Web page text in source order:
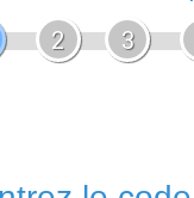
Mega énergieest un
tous les
concurrents vous